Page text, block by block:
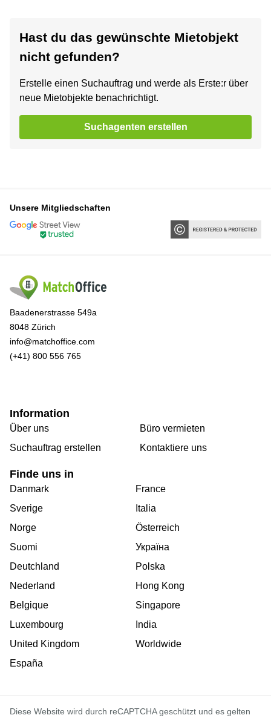
Hast du das gewünschte Mietobjekt
nicht gefunden?
Erstelle einen Suchauftrag und werde als Erste:r über
neue Mietobjekte benachrichtigt.
Suchagenten erstellen
Unsere Mitgliedschaften
Baadenerstrasse 549a
8048 Zürich
info@matchoffice.com
(+41) 800 556 765
Information
Über uns
Suchauftrag erstellen
Büro vermieten
Kontaktiere uns
Finde uns in
Danmark
Sverige
Norge
Suomi
Deutchland
Nederland
Belgique
Luxembourg
United Kingdom
España
France
Italia
Österreich
Україна
Polska
Hong Kong
Singapore
India
Worldwide
Diese Website wird durch reCAPTCHA geschützt und es gelten